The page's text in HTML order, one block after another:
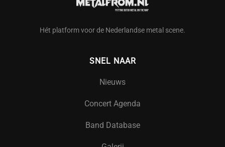
Hét platform voor de Nederlandse metal scene.
SNEL NAAR
Nieuws
Concert Agenda
Band Database